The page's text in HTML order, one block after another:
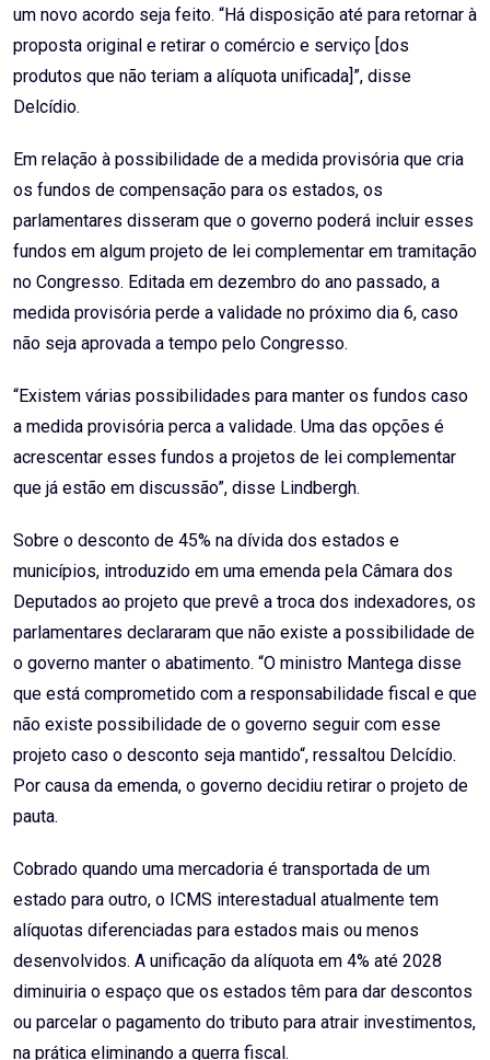
um novo acordo seja feito. “Há disposição até para retornar à
proposta original e retirar o comércio e serviço [dos
produtos que não teriam a alíquota unificada]”, disse
Delcídio.
Em relação à possibilidade de a medida provisória que cria
os fundos de compensação para os estados, os
parlamentares disseram que o governo poderá incluir esses
fundos em algum projeto de lei complementar em tramitação
no Congresso. Editada em dezembro do ano passado, a
medida provisória perde a validade no próximo dia 6, caso
não seja aprovada a tempo pelo Congresso.
“Existem várias possibilidades para manter os fundos caso
a medida provisória perca a validade. Uma das opções é
acrescentar esses fundos a projetos de lei complementar
que já estão em discussão”, disse Lindbergh.
Sobre o desconto de 45% na dívida dos estados e
municípios, introduzido em uma emenda pela Câmara dos
Deputados ao projeto que prevê a troca dos indexadores, os
parlamentares declararam que não existe a possibilidade de
o governo manter o abatimento. “O ministro Mantega disse
que está comprometido com a responsabilidade fiscal e que
não existe possibilidade de o governo seguir com esse
projeto caso o desconto seja mantido“, ressaltou Delcídio.
Por causa da emenda, o governo decidiu retirar o projeto de
pauta.
Cobrado quando uma mercadoria é transportada de um
estado para outro, o ICMS interestadual atualmente tem
alíquotas diferenciadas para estados mais ou menos
desenvolvidos. A unificação da alíquota em 4% até 2028
diminuiria o espaço que os estados têm para dar descontos
ou parcelar o pagamento do tributo para atrair investimentos,
na prática eliminando a guerra fiscal.